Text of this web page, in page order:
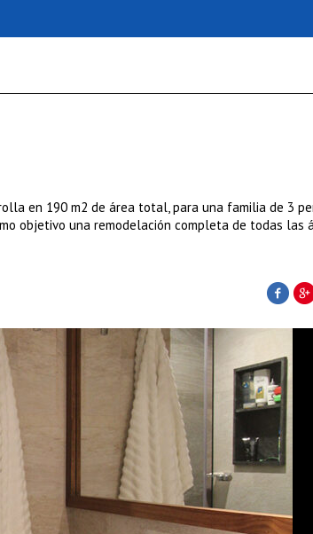
en 190 m2 de área total, para una familia de 3
objetivo una remodelación completa de todas las